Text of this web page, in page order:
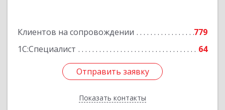
Клиентов на сопровождении
779
1С:Специалист
64
Отправить заявку
Показать контакты
Отправить заявку
Назад